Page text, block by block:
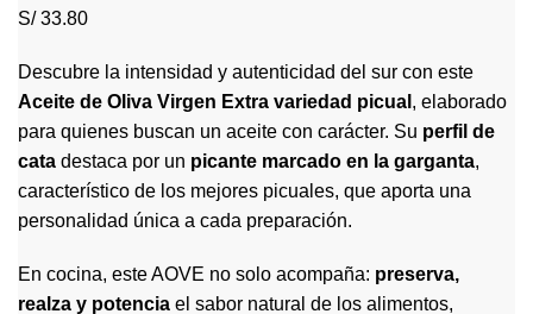
S/33.80
Descubre la intensidad y autenticidad del sur con este
Aceite de Oliva Virgen Extra variedad picual , elaborado
para quienes buscan un aceite con carácter. Su perfil de
cata destaca por un picante marcado en la garganta,
característico de los mejores picuales, que aporta una
personalidad única a cada preparación.
En cocina, este AOVE no solo acompaña: preserva,
realza y potencia el sabor natural de los alimentos,